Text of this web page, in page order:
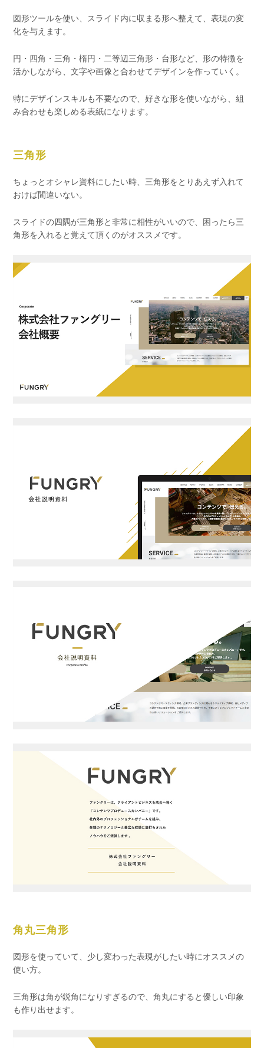
図形ツールを使い、スライド内に収まる形へ整えて、表現の変
化を与えます。
円・四角・三角・楕円・二等辺三角形・台形など、形の特徴を
活かしながら、文字や画像と合わせてデザインを作っていく。
特にデザインスキルも不要なので、好きな形を使いながら、組
み合わせも楽しめる表紙になります。
三角形
ちょっとオシャレ資料にしたい時、三角形をとりあえず入れて
おけば間違いない。
スライドの四隅が三角形と非常に相性がいいので、困ったら三
角形を入れると覚えて頂くのがオススメです。
角丸三角形
図形を使っていて、少し変わった表現がしたい時にオススメの
使い方。
三角形は角が鋭角になりすぎるので、角丸にすると優しい印象
も作り出せます。